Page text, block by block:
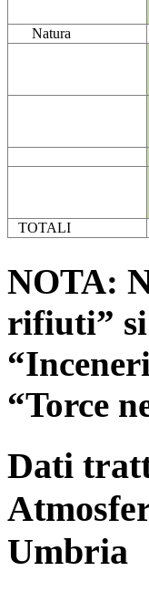
Natura
TOTALI
NOTA:
rifiuti” si
“Torce
Dati
Umbria